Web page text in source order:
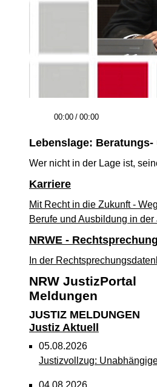
00:00 / 00:00
Lebenslage:
Wer nicht in der Lage ist,
Karriere
Mit Recht in die Zukunft -
Berufe und Ausbildung in
NRWE -
In der
NRW JustizPortal
Meldungen
JUSTIZ MELDUNGEN
Justiz Aktuell
05.08.2026
Justizvollzug: